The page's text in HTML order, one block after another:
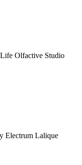
Olfactive Studio
Electrum Lalique